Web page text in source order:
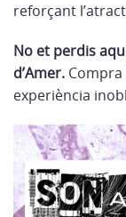
reforçant
No et perdis
d’Amer.
experiència